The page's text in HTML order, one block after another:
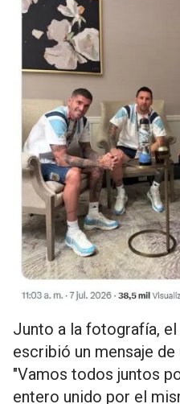
Junto a la fotografía,
escribió un mensaje de
"Vamos todos juntos
entero unido por el